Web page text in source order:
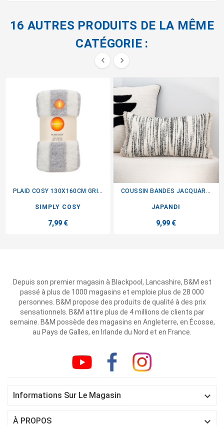
16 AUTRES PRODUITS DE LA MÊME
CATÉGORIE :
 
PLAID COSY 130X160CM GRIS...
SIMPLY COSY
7,99 €
COUSSIN BANDES JACQUARD...
JAPANDI
9,99 €
Depuis son premier magasin à Blackpool, Lancashire, B&M est
passé à plus de 1000 magasins et emploie plus de 28 000
personnes. B&M propose des produits de qualité à des prix
sensationnels. B&M attire plus de 4 millions de clients par
semaine. B&M possède des magasins en Angleterre, en Écosse,
au Pays de Galles, en Irlande du Nord et en France.
Informations Sur Le Magasin 
À PROPOS 